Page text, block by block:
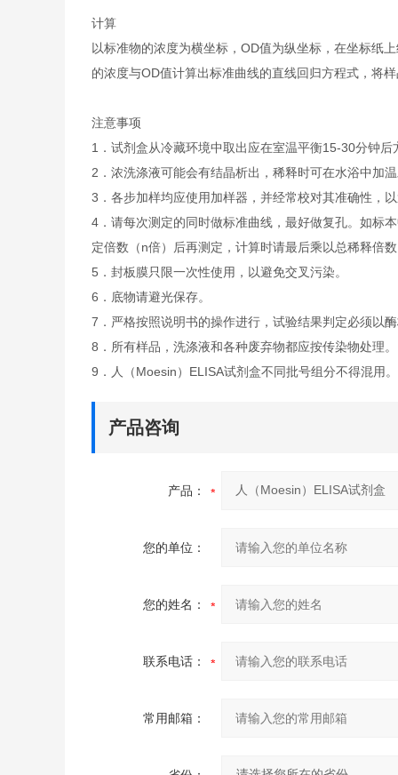
计算
以标准物的浓度为横坐标，OD值为纵坐标，在坐标纸
的浓度与OD值计算出标准曲线的直线回归方程式，将
注意事项
1．试剂盒从冷藏环境中取出应在室温平衡15-30分钟
2．浓洗涤液可能会有结晶析出，稀释时可在水浴中加
3．各步加样均应使用加样器，并经常校对其准确性，
4．请每次测定的同时做标准曲线，最好做复孔。如标
定倍数（n倍）后再测定，计算时请最后乘以总稀释倍
5．封板膜只限一次性使用，以避免交叉污染。
6．底物请避光保存。
7．严格按照说明书的操作进行，试验结果判定必须以
8．所有样品，洗涤液和各种废弃物都应按传染物处理。
9．人（Moesin）ELISA试剂盒不同批号组分不得混用。
产品咨询
产品：
您的单位：
您的姓名：
联系电话：
常用邮箱：